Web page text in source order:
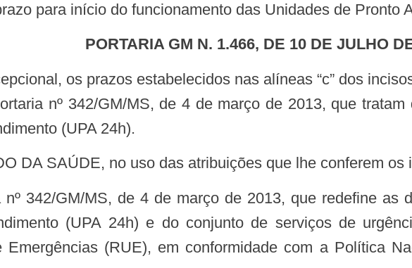
para início do funcionamento das Unidades de Pronto
PORTARIA GM N. 1.466, DE 10 DE JULHO
nº 342/GM/MS, de 4 de março de 2013, que
(UPA 24h).
DA SAÚDE, no uso das atribuições que lhe conferem
(UPA 24h) e do conjunto de serviços de
(RUE), em conformidade com a Política